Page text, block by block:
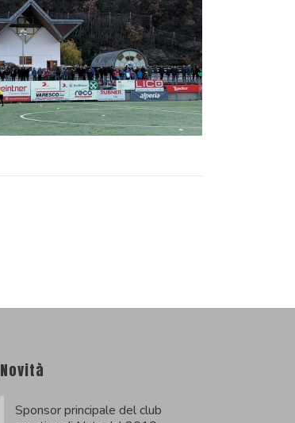
Novità
Sponsor principale del club